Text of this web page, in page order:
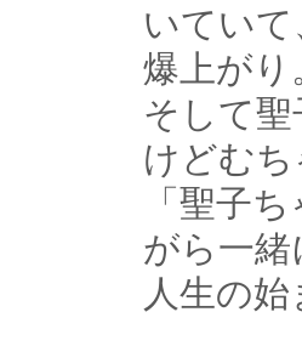
いてい
爆上がり
そして
けどむ
「聖子
がら一
人生の始